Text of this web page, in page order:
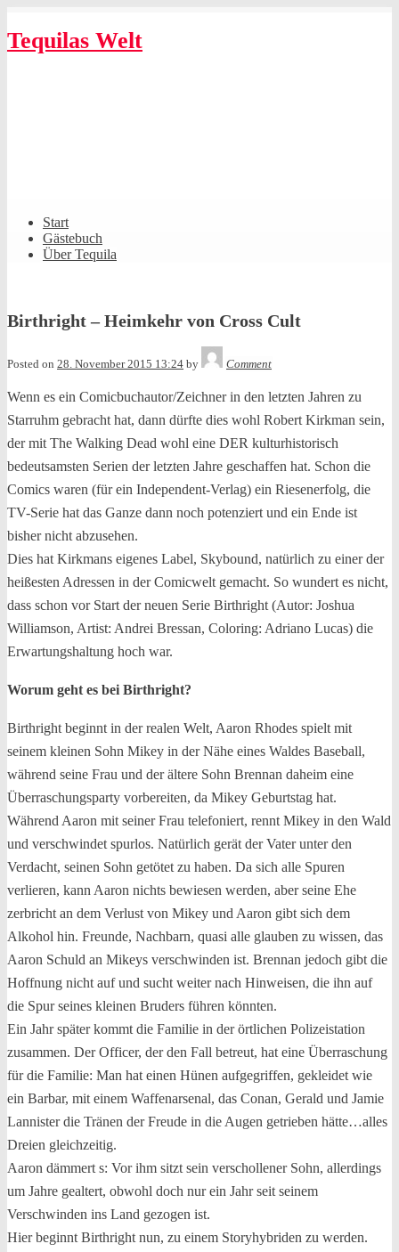
to
content
Tequilas Welt
Primary
Navigation
Start
Gästebuch
Über Tequila
Birthright – Heimkehr von Cross Cult
Posted on 28. November 2015 13:24 by
Comment
Wenn es ein Comicbuchautor/Zeichner in den letzten Jahren zu
Starruhm gebracht hat, dann dürfte dies wohl Robert Kirkman sein,
der mit The Walking Dead wohl eine DER kulturhistorisch
bedeutsamsten Serien der letzten Jahre geschaffen hat. Schon die
Comics waren (für ein Independent-Verlag) ein Riesenerfolg, die
TV-Serie hat das Ganze dann noch potenziert und ein Ende ist
bisher nicht abzusehen.
Dies hat Kirkmans eigenes Label, Skybound, natürlich zu einer der
heißesten Adressen in der Comicwelt gemacht. So wundert es nicht,
dass schon vor Start der neuen Serie Birthright (Autor: Joshua
Williamson, Artist: Andrei Bressan, Coloring: Adriano Lucas) die
Erwartungshaltung hoch war.
Worum geht es bei Birthright?
Birthright beginnt in der realen Welt, Aaron Rhodes spielt mit
seinem kleinen Sohn Mikey in der Nähe eines Waldes Baseball,
während seine Frau und der ältere Sohn Brennan daheim eine
Überraschungsparty vorbereiten, da Mikey Geburtstag hat.
Während Aaron mit seiner Frau telefoniert, rennt Mikey in den Wald
und verschwindet spurlos. Natürlich gerät der Vater unter den
Verdacht, seinen Sohn getötet zu haben. Da sich alle Spuren
verlieren, kann Aaron nichts bewiesen werden, aber seine Ehe
zerbricht an dem Verlust von Mikey und Aaron gibt sich dem
Alkohol hin. Freunde, Nachbarn, quasi alle glauben zu wissen, das
Aaron Schuld an Mikeys verschwinden ist. Brennan jedoch gibt die
Hoffnung nicht auf und sucht weiter nach Hinweisen, die ihn auf
die Spur seines kleinen Bruders führen könnten.
Ein Jahr später kommt die Familie in der örtlichen Polizeistation
zusammen. Der Officer, der den Fall betreut, hat eine Überraschung
für die Familie: Man hat einen Hünen aufgegriffen, gekleidet wie
ein Barbar, mit einem Waffenarsenal, das Conan, Gerald und Jamie
Lannister die Tränen der Freude in die Augen getrieben hätte…alles
Dreien gleichzeitig.
Aaron dämmert s: Vor ihm sitzt sein verschollener Sohn, allerdings
um Jahre gealtert, obwohl doch nur ein Jahr seit seinem
Verschwinden ins Land gezogen ist.
Hier beginnt Birthright nun, zu einem Storyhybriden zu werden.